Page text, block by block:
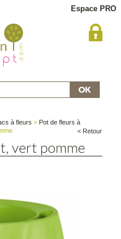
Espace PRO
à fleurs > Pot de fleurs à
< Retour
vert pomme